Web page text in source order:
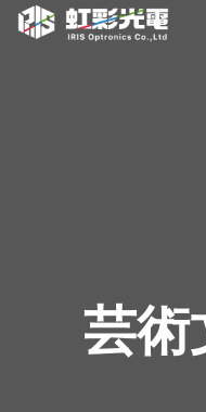
内
芸